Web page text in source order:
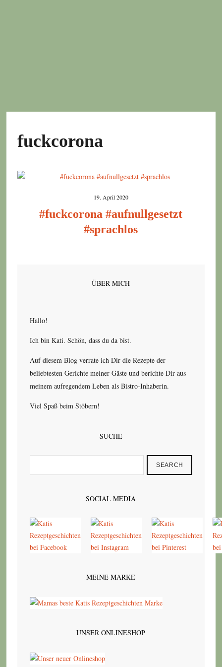
fuckcorona
19. April 2020
#fuckcorona #aufnullgesetzt
#sprachlos
ÜBER MICH
Hallo!
Ich bin Kati. Schön, dass du da bist.
Auf diesem Blog verrate ich Dir die Rezepte der
beliebtesten Gerichte meiner Gäste und berichte Dir aus
meinem aufregendem Leben als Bistro-Inhaberin.
Viel Spaß beim Stöbern!
SUCHE
SEARCH
SOCIAL MEDIA
MEINE MARKE
UNSER ONLINESHOP